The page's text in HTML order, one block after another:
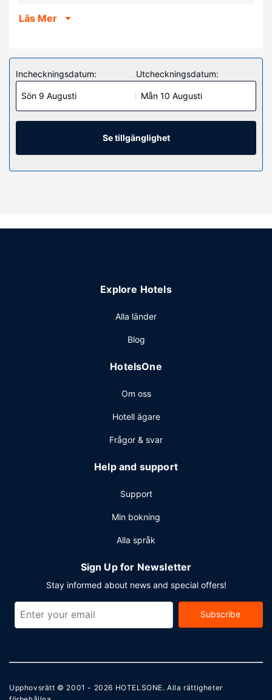
Hotellrum
rummen. I badrummen finns badkar/dusch. På rummet
finns skrivbord. Städning erbjuds dagligen.
dygnet runt) och kaffe i allmänt utrymme. Avgiftsfri
parkering erbjuds på plats.
Läs Mer
Incheckningsdatum:
Sön 9 Augusti
Utcheckningsdatum:
Mån 10 Augusti
Se tillgänglighet
Explore Hotels
Alla länder
Blog
HotelsOne
Om oss
Hotell ägare
Frågor & svar
Help and support
Support
Min bokning
Alla språk
Sign Up for Newsletter
Stay informed about news and special offers!
Subscribe
Upphovsrätt © 2001 - 2026 HOTELSONE. Alla rättigheter